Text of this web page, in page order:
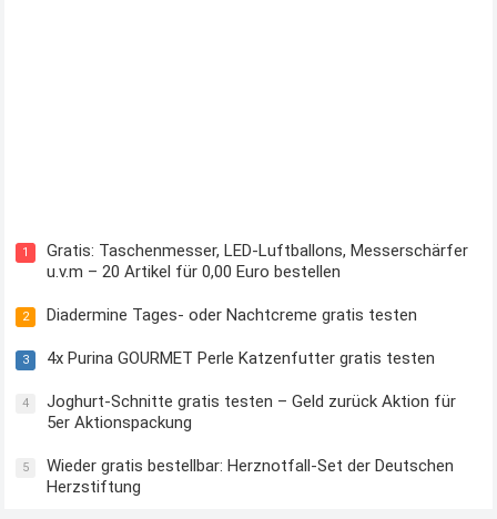
1
Gratis: Taschenmesser, LED-Luftballons, Messerschärfer
u.v.m – 20 Artikel für 0,00 Euro bestellen
2 Diadermine Tages- oder Nachtcreme gratis testen
3 4x Purina GOURMET Perle Katzenfutter gratis testen
4
Joghurt-Schnitte gratis testen – Geld zurück Aktion für
5er Aktionspackung
5
Wieder gratis bestellbar: Herznotfall-Set der Deutschen
Herzstiftung